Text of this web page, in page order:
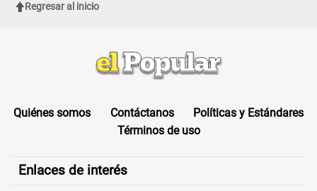
Regresar al inicio
Quiénes somos Contáctanos
Políticas y Estándares
Términos de uso
Enlaces de interés